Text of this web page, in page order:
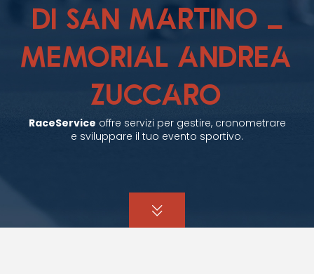
DI SAN MARTINO –
MEMORIAL ANDREA
ZUCCARO
RaceService offre servizi per gestire, cronometrare
e sviluppare il tuo evento sportivo.